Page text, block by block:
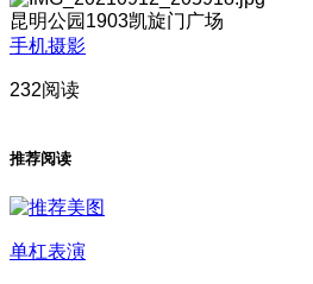
昆明公园1903凯旋门广场
手机摄影
232阅读
推荐阅读
单杠表演